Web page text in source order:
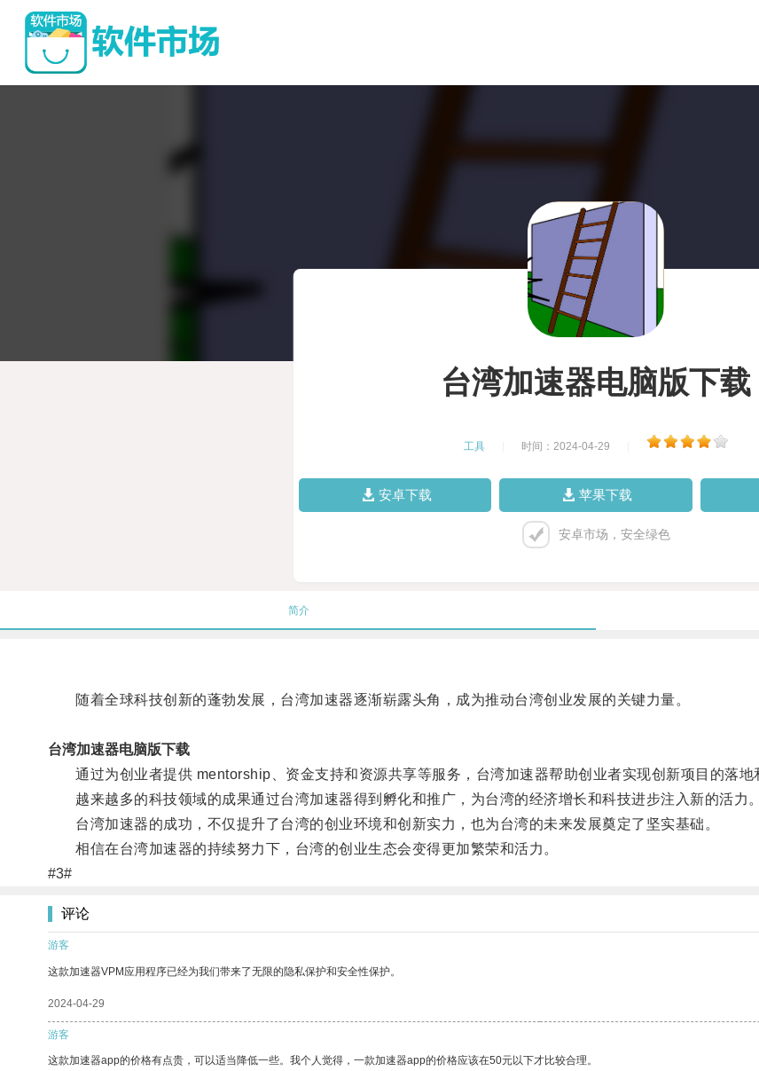
台湾加速器电脑版下载
工具 时间：2024-04-29
安卓下载 苹果下载
安卓市场，安全绿色
简介
随着全球科技创新的蓬勃发展，台湾加速器逐渐崭露头角，成为推动台湾创业发展的关键力量。
台湾加速器电脑版下载
通过为创业者提供 mentorship、资金支持和资源共享等服务，台湾加速器帮助创业者实现创新项目的落地
越来越多的科技领域的成果通过台湾加速器得到孵化和推广，为台湾的经济增长和科技进步注入新的活力。
台湾加速器的成功，不仅提升了台湾的创业环境和创新实力，也为台湾的未来发展奠定了坚实基础。
相信在台湾加速器的持续努力下，台湾的创业生态会变得更加繁荣和活力。
#3#
评论
游客
这款加速器VPM应用程序已经为我们带来了无限的隐私保护和安全性保护。
2024-04-29
游客
这款加速器app的价格有点贵，可以适当降低一些。我个人觉得，一款加速器app的价格应该在50元以下才比较合理。